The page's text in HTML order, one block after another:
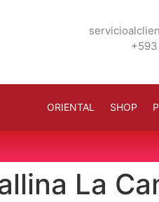
ORIENTAL SHOP
La